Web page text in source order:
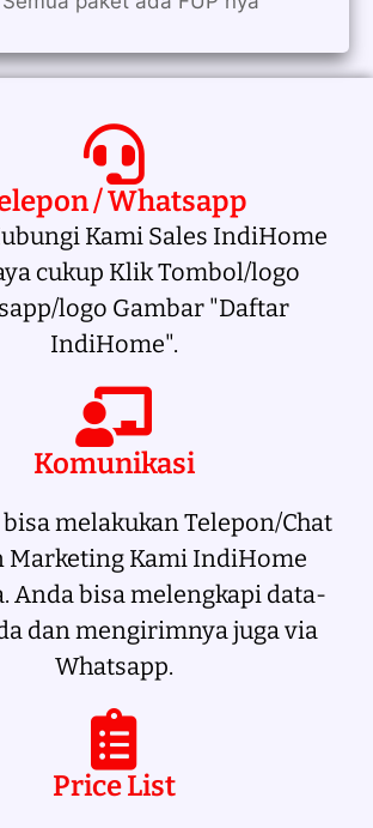
/ Whatsapp
Kami Sales IndiHome
cukup Klik Tombol/logo
logo Gambar "Daftar
IndiHome".
Komunikasi
melakukan Telepon/Chat
Marketing Kami IndiHome
Anda bisa melengkapi data-
dan mengirimnya juga via
Whatsapp.
Price List